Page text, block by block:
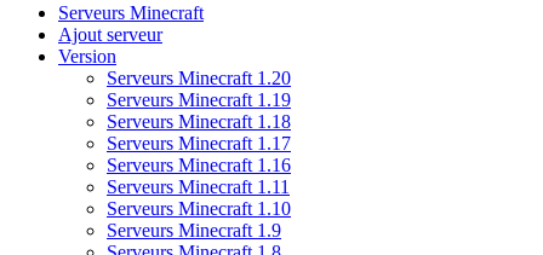
Serveurs Minecraft
Ajout serveur
Version
Serveurs Minecraft 1.20
Serveurs Minecraft 1.19
Serveurs Minecraft 1.18
Serveurs Minecraft 1.17
Serveurs Minecraft 1.16
Serveurs Minecraft 1.11
Serveurs Minecraft 1.10
Serveurs Minecraft 1.9